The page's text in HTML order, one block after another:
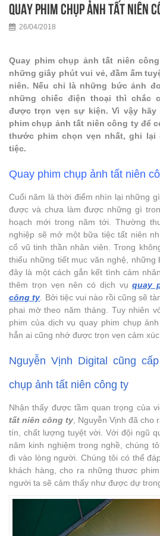
Quay phim chụp ảnh Tất niên
26/04/2018
Quay phim chụp ảnh tất niên
những giây phút vui vẻ, đầm ấm
niên. Nếu chỉ là những bức ảnh
những chiếc điện thoại thì chắc
được trọn vẹn sự kiện. Vì vậy
phim chụp ảnh tất niên công ty để
thước phim chọn vẹn nhất, ghi lại
tiệc.
Quay phim chụp ảnh tất niên
Cuối năm là thời điểm nhìn lại những
được và chưa làm được những gì
hoạch mới trong năm tới. Thường
nghiệp sẽ mở một bữa tiệc tất niên
cổ vũ tinh thần nhân viên. Trong
thiếu những tiết mục văn nghệ, những
đây là một cách gắn kết tình cảm
thêm trọn vẹn nên có dịch vụquay
công ty . Bởi tiệc vui nào rồi cũng sẽ
phai mờ theo năm tháng. Tuy nhiên
phim của dịch vụ quay phim chụp
hẳn ai cũng nhớ được trọn vẹn cảm
Nguyễn Vịnh Digital cũng
chụp ảnh tất niên công ty
Nhận thấy được tầm quan trọng của
tất niên công ty , Nguyễn Vịnh đã
tín, chất lượng tuyệt vời. Với đội ngũ
năm kinh nghiệm trong nghề, chúng
đi vào lòng người. Chúng tôi có thể
khách hàng, cho ra những thươc
người ta sẽ cảm thấy như được dự